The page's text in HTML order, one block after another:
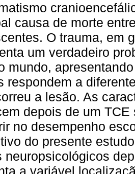
causa de morte
O trauma, em
um verdadeiro
mundo,
respondem a
a lesão. As
depois de um
no desempenho
do presente
neuropsicológicos
a variável